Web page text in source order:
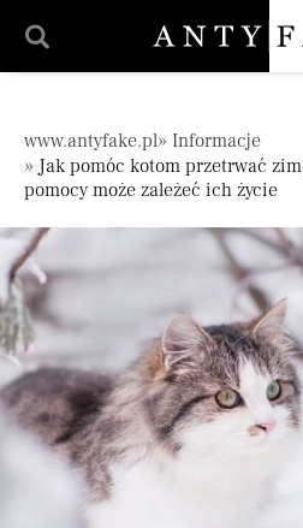
Pomiń
www.antyfake.pl
Informacje
Jak pomóc kotom przetrwać
pomocy może zależeć ich życie